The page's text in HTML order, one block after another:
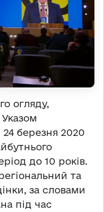
огляду,
березня 2020
до 10 років.
та
за словами
під час